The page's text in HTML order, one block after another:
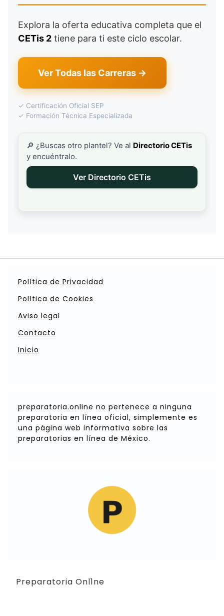
Explora la oferta educativa completa que el
CETis 2 tiene para ti este ciclo escolar.
Ver Todas las Carreras →
✓ Certificación Oficial SEP
✓ Formación Técnica Especializada
🔎 ¿Buscas otro plantel? Ve al Directorio CETis
y encuéntralo.
Ver Directorio CETis
Política de Privacidad
Política de Cookies
Aviso legal
Contacto
Inicio
preparatoria.online no pertenece a ninguna
preparatoria en línea oficial, simplemente es
una página web informativa sobre las
preparatorias en línea de México.
Preparatoria Onl1ne